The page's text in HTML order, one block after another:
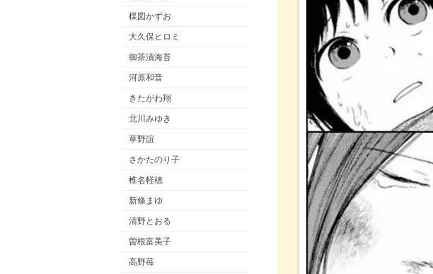
楳図かずお
大久保ヒロミ
御茶漬海苔
河原和音
きたがわ翔
北川みゆき
草野誼
さかたのり子
椎名軽穂
新條まゆ
清野とおる
曽根富美子
高野苺